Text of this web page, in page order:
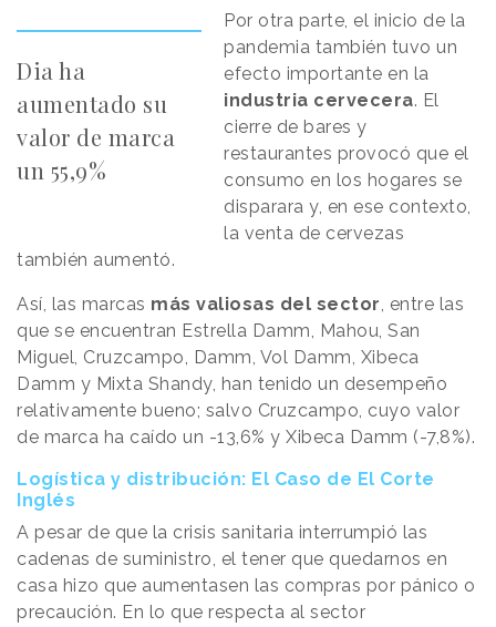
Dia ha
aumentado su
valor de marca
un 55,9%
Por otra parte, el inicio de la
pandemia también tuvo un
efecto importante en la
industria cervecera. El
cierre de bares y
restaurantes provocó que el
consumo en los hogares se
disparara y, en ese contexto,
la venta de cervezas
también aumentó.
Así, las marcas más valiosas del sector, entre las
que se encuentran Estrella Damm, Mahou, San
Miguel, Cruzcampo, Damm, Vol Damm, Xibeca
Damm y Mixta Shandy, han tenido un desempeño
relativamente bueno; salvo Cruzcampo, cuyo valor
de marca ha caído un -13,6% y Xibeca Damm (-7,8%).
Logística y distribución: El Caso de El Corte
Inglés
A pesar de que la crisis sanitaria interrumpió las
cadenas de suministro, el tener que quedarnos en
casa hizo que aumentasen las compras por pánico o
precaución. En lo que respecta al sector